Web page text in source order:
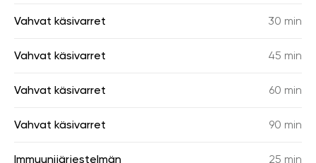
Vahvat käsivarret 30 min
Vahvat käsivarret 45 min
Vahvat käsivarret 60 min
Vahvat käsivarret 90 min
Immuunijärjestelmän 25 min